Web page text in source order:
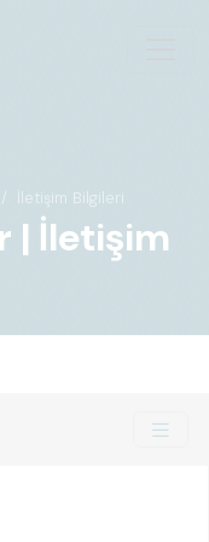
İletişim Bilgileri
| İletişim